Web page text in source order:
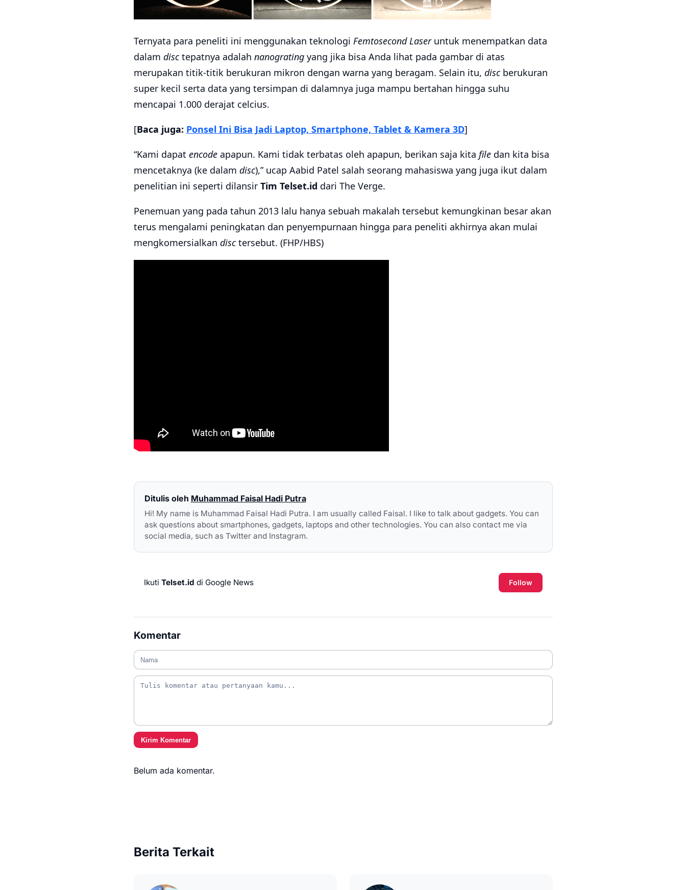
Ternyata para peneliti ini menggunakan teknologi Femtosecond Laseruntuk menempatkan data
dalam disctepatnya adalah nanogratingyang jika bisa Anda lihat pada gambar di atas
merupakan titik-titik berukuran mikron dengan warna yang beragam. Selain itu, discberukuran
super kecil serta data yang tersimpan di dalamnya juga mampu bertahan hingga suhu
mencapai 1.000 derajat celcius.
[Baca juga: Ponsel Ini Bisa Jadi Laptop, Smartphone, Tablet & Kamera 3D]
“Kami dapat encodeapapun. Kami tidak terbatas oleh apapun, berikan saja kita filedan kita bisa
mencetaknya (ke dalam disc),” ucap Aabid Patel salah seorang mahasiswa yang juga ikut dalam
penelitian ini seperti dilansir Tim Telset.id dari The Verge.
Penemuan yang pada tahun 2013 lalu hanya sebuah makalah tersebut kemungkinan besar akan
terus mengalami peningkatan dan penyempurnaan hingga para peneliti akhirnya akan mulai
mengkomersialkan disctersebut. (FHP/HBS)
Ditulis oleh Muhammad Faisal Hadi Putra
Hi! My name is Muhammad Faisal Hadi Putra. I am usually called Faisal. I like to talk about gadgets. You can
ask questions about smartphones, gadgets, laptops and other technologies. You can also contact me via
social media, such as Twitter and Instagram.
Ikuti Telset.id di Google News Follow
Komentar
Kirim Komentar
Belum ada komentar.
Berita Terkait